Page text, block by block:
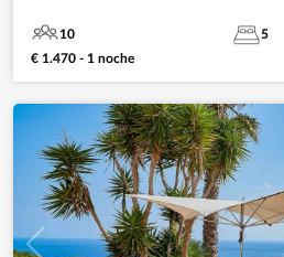
10 5
€ 1.470 - 1 noche